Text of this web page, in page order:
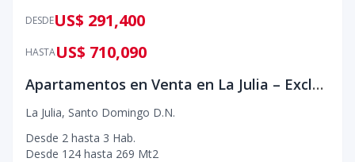
DESDEUS$ 291,400
HASTAUS$ 710,090
Apartamentos en Venta en La Julia – Exclusividad, Confort y Ubicación Privilegiada
La Julia, Santo Domingo D.N.
Desde 2 hasta 3 Hab.
Desde 124 hasta 269 Mt2